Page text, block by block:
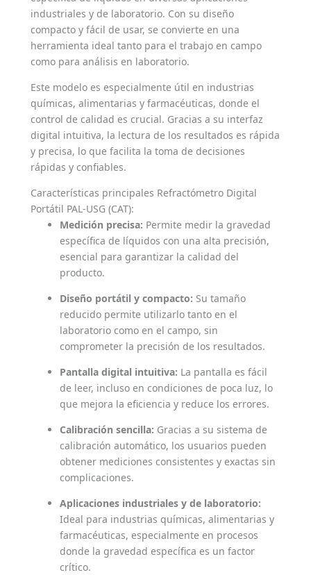
industriales y de laboratorio. Con su diseño
compacto y fácil de usar, se convierte en una
herramienta ideal tanto para el trabajo en campo
como para análisis en laboratorio.
Este modelo es especialmente útil en industrias
químicas, alimentarias y farmacéuticas, donde el
control de calidad es crucial. Gracias a su interfaz
digital intuitiva, la lectura de los resultados es rápida
y precisa, lo que facilita la toma de decisiones
rápidas y confiables.
Características principales Refractómetro Digital
Portátil PAL-USG (CAT):
Medición precisa: Permite medir la gravedad
específica de líquidos con una alta precisión,
esencial para garantizar la calidad del
producto.
Diseño portátil y compacto: Su tamaño
reducido permite utilizarlo tanto en el
laboratorio como en el campo, sin
comprometer la precisión de los resultados.
Pantalla digital intuitiva: La pantalla es fácil
de leer, incluso en condiciones de poca luz, lo
que mejora la eficiencia y reduce los errores.
Calibración sencilla: Gracias a su sistema de
calibración automático, los usuarios pueden
obtener mediciones consistentes y exactas sin
complicaciones.
Aplicaciones industriales y de laboratorio:
Ideal para industrias químicas, alimentarias y
farmacéuticas, especialmente en procesos
donde la gravedad específica es un factor
crítico.